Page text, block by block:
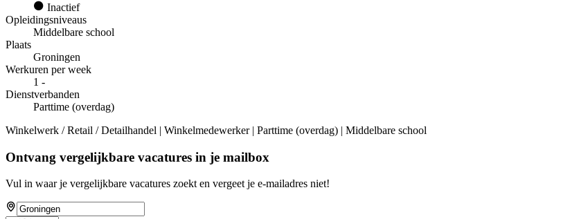
Inactief
Opleidingsniveaus
Middelbare school
Plaats
Groningen
Werkuren per week
1 -
Dienstverbanden
Parttime (overdag)
Winkelwerk / Retail / Detailhandel | Winkelmedewerker | Parttime (overdag) | Middelbare school
Ontvang vergelijkbare vacatures in je mailbox
Vul in waar je vergelijkbare vacatures zoekt en vergeet je e-mailadres niet!